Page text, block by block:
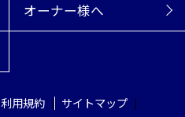
オーナー様へ
利用規約
サイトマップ